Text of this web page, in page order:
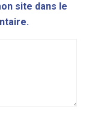
site dans le